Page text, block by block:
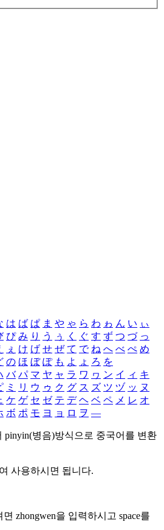
は ば ぱ ま や ゃ ら わ ゎ ん い ぃ
ぴ み り う ぅ く ぐ す ず つ づ っ
ぇ け げ せ ぜ て で ね へ べ ぺ め
の ほ ぼ ぽ も よ ょ ろ を
バ パ マ ヤ ャ ラ ワ ヮ ン イ ィ キ
ミ リ ウ ゥ ク グ ス ズ ツ ヅ ッ ヌ
ケ ゲ セ ゼ テ デ ヘ ベ ペ メ レ オ
ボ ポ モ ヨ ョ ロ ヲ ―
pinyin(병음)방식으로 중국어를 변환
사용하시면 됩니다.
면 zhongwen을 입력하시고 space를